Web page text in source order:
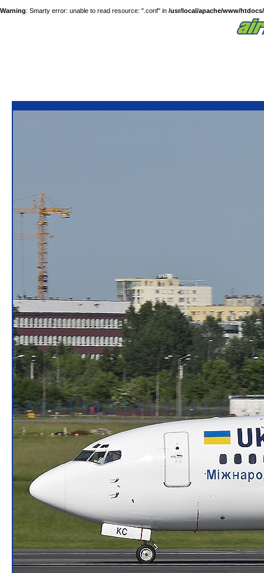
Warning: Smarty error: unable to read resource: ".conf" in /usr/local/apache/www/